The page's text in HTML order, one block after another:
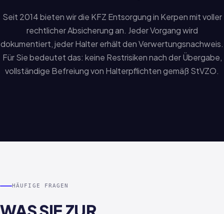
Seit 2014 bieten wir die KFZ Entsorgung in Kerpen mit voller
rechtlicher Absicherung an. Jeder Vorgang wird
dokumentiert, jeder Halter erhält den Verwertungsnachweis.
Für Sie bedeutet das: keine Restrisiken nach der Übergabe,
vollständige Befreiung von Halterpflichten gemäß StVZO.
HÄUFIGE FRAGEN